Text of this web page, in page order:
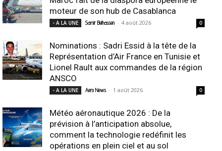
moteur de son hub de Casablanca
- A LA UNE Samir Belhassen - 4 août 2026 0
Nominations : Sadri Essid à la tête de la
Représentation d’Air France en Tunisie et
Lionel Rault aux commandes de la région
ANSCO
- A LA UNE Aero News - 1 août 2026 0
Météo aéronautique 2026 : De la
prévision à l’anticipation absolue,
comment la technologie redéfinit les
opérations en plein ciel et au sol